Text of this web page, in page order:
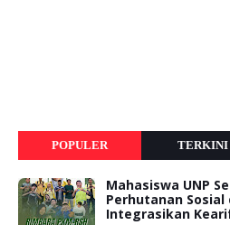
POPULER TERKINI
Mahasiswa UNP
Perhutanan Sosial
Integrasikan